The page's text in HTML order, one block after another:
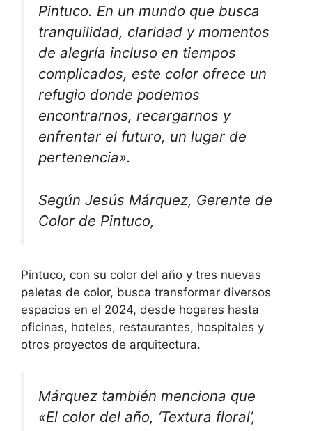
Pintuco. En un mundo que busca
tranquilidad, claridad y momentos
de alegría incluso en tiempos
complicados, este color ofrece un
refugio donde podemos
encontrarnos, recargarnos y
enfrentar el futuro, un lugar de
pertenencia».
Según Jesús Márquez, Gerente de
Color de Pintuco,
Pintuco, con su color del año y tres nuevas
paletas de color, busca transformar diversos
espacios en el 2024, desde hogares hasta
oficinas, hoteles, restaurantes, hospitales y
otros proyectos de arquitectura.
Márquez también menciona que
«El color del año, ‘Textura floral’,